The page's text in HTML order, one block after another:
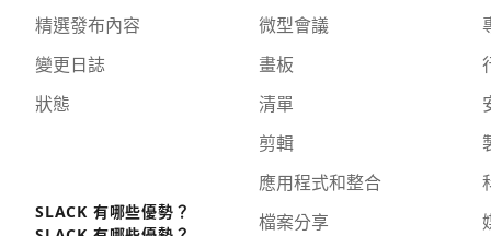
精選發布內容
變更日誌
狀態
SLACK 有哪些優勢？
微型會議
畫板
清單
剪輯
應用程式和整合
檔案分享